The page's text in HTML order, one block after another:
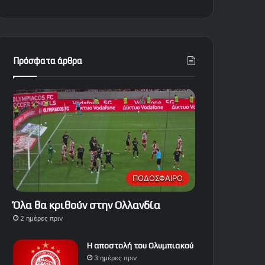
Πρόσφατα άρθρα
ΠΟΔΟΣΦΑΙΡΟ
Όλα θα κριθούν στην Ολλανδία
2 ημέρες πριν
Η αποστολή του Ολυμπιακού
3 ημέρες πριν